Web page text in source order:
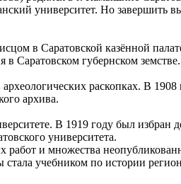
университет. Но завершить
в Саратовской казённой
в Саратовском губернском земстве.
раскопках. В
архива.
В 1919 году был
университета.
работ и множества
учебником по истории